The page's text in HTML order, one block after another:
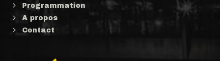
Programmation
A propos
Contact